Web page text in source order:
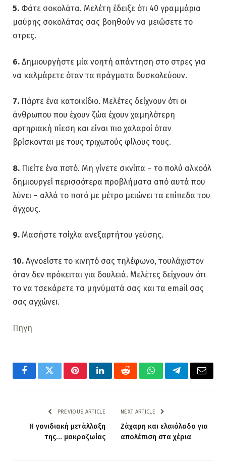
5. Φάτε σοκολάτα. Μελέτη έδειξε ότι 40 γραμμάρια
μαύρης σοκολάτας σας βοηθούν να μειώσετε το
στρες.
6. Δημιουργήστε μία νοητή απάντηση στο στρες για
να καλμάρετε όταν τα πράγματα δυσκολεύουν.
7. Πάρτε ένα κατοικίδιο. Μελέτες δείχνουν ότι οι
άνθρωπου που έχουν ζώα έχουν χαμηλότερη
αρτηριακή πίεση και είναι πιο χαλαροί όταν
βρίσκονται με τους τριχωτούς φίλους τους.
8. Πιείτε ένα ποτό. Μη γίνετε σκνίπα – το πολύ αλκοόλ
δημιουργεί περισσότερα προβλήματα από αυτά που
λύνει – αλλά το ποτό με μέτρο μειώνει τα επίπεδα του
άγχους.
9. Μασήστε τσίχλα ανεξαρτήτου γεύσης.
10. Αγνοείστε το κινητό σας τηλέφωνο, τουλάχιστον
όταν δεν πρόκειται για δουλειά. Μελέτες δείχνουν ότι
το να τσεκάρετε τα μηνύματά σας και τα email σας
σας αγχώνει.
Πηγη
FacebookTwitterPinterestLinkedInRedditWhatsAppTelegramEmail
PREVIOUS ARTICLE
Η γονιδιακή μετάλλαξη
της… μακροζωίας
NEXT ARTICLE
Ζάχαρη και ελαιόλαδο για
απολέπιση στα χέρια